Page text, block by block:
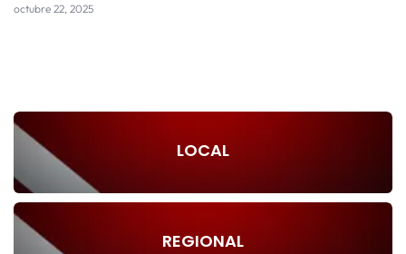
octubre 22, 2025
LOCAL
REGIONAL